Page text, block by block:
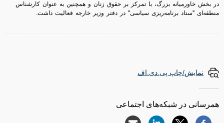
در بخش خاورمیانه بزرگ، با تمرکز بر حقوق زنان و همچنین به عنوان کارشناس
منطقه‌ای "ستاد برنامه‌ریزی سیاسی" در دفتر وزیر خارجه فعالیت داشت.
نمایش/چاپ پی.دی.اف
همرسانی در شبکه‌های اجتماعی